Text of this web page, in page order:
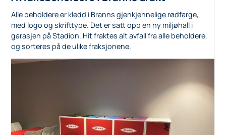
Alle beholdere er kledd i Branns gjenkjennelige rødfarge,
med logo og skrifttype. Det er satt opp en ny miljøhall i
garasjen på Stadion. Hit fraktes alt avfall fra alle beholdere,
og sorteres på de ulike fraksjonene.